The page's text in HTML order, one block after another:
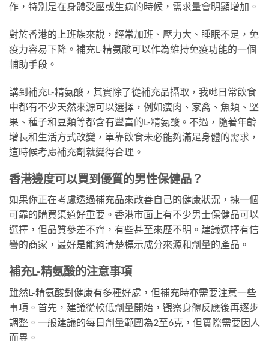
作，特別是在身體受壓或生病的時候，需求量會明顯增加。
對於香港的上班族來說，經常加班、壓力大、睡眠不足，免
疫力容易下降。補充L-精氨酸可以作為維持免疫功能的一個
輔助手段。
講到補充L-精氨酸，其實除了從補充品攝取，我哋日常飲食
中都有不少天然來源可以選擇，例如瘦肉、家禽、魚類、堅
果、種子和豆類等都含有豐富的L-精氨酸。不過，隨著年齡
增長和生活方式改變，單靠飲食未必能夠滿足身體的需求，
這時候考慮補充劑就變得合理。
香港邊度可以買到優質的男性保健品？
如果你正在考慮透過補充品來改善自己的健康狀況，揀一個
可靠的購買渠道好重要。香港市面上有不少男士保健品可以
選擇，但品質參差不齊，有些甚至來歷不明。建議選擇有信
譽的商家，最好是能夠清楚標示成分來源和劑量的產品。
補充L-精氨酸的注意事項
雖然L-精氨酸對健康有多種好處，但補充時亦需要注意一些
事項。首先，建議從較低劑量開始，觀察身體反應後再逐步
調整。一般建議的每日劑量範圍為2至6克，但實際需要因人
而異。